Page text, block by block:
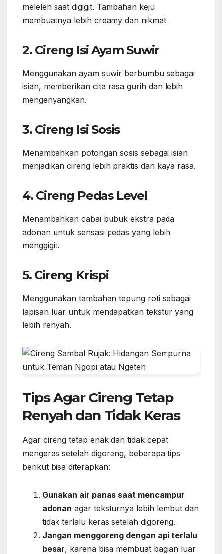
meleleh saat digigit. Tambahan keju
membuatnya lebih creamy dan nikmat.
2. Cireng Isi Ayam Suwir
Menggunakan ayam suwir berbumbu sebagai
isian, memberikan cita rasa gurih dan lebih
mengenyangkan.
3. Cireng Isi Sosis
Menambahkan potongan sosis sebagai isian
menjadikan cireng lebih praktis dan kaya rasa.
4. Cireng Pedas Level
Menambahkan cabai bubuk ekstra pada
adonan untuk sensasi pedas yang lebih
menggigit.
5. Cireng Krispi
Menggunakan tambahan tepung roti sebagai
lapisan luar untuk mendapatkan tekstur yang
lebih renyah.
Tips Agar Cireng Tetap
Renyah dan Tidak Keras
Agar cireng tetap enak dan tidak cepat
mengeras setelah digoreng, beberapa tips
berikut bisa diterapkan:
Gunakan air panas saat mencampur
adonan agar teksturnya lebih lembut dan
tidak terlalu keras setelah digoreng.
Jangan menggoreng dengan api terlalu
besar, karena bisa membuat bagian luar